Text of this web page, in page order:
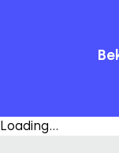
Loading...